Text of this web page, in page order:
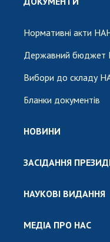
Нормативні акти
Державний бюджет
Вибори до складу
Бланки документів
НОВИНИ
ЗАСІДАННЯ
НАУКОВІ ВИДАННЯ
МЕДІА ПРО НАС